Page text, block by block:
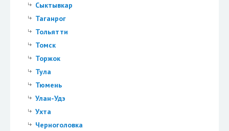
Сыктывкар
Таганрог
Тольятти
Томск
Торжок
Тула
Тюмень
Улан-Удэ
Ухта
Черноголовка